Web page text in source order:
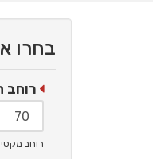
בחרו
רוחב
רוחב מקסימלי: